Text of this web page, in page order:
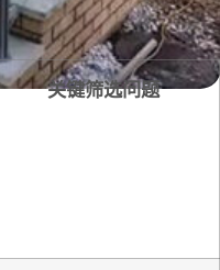
关键筛选问题